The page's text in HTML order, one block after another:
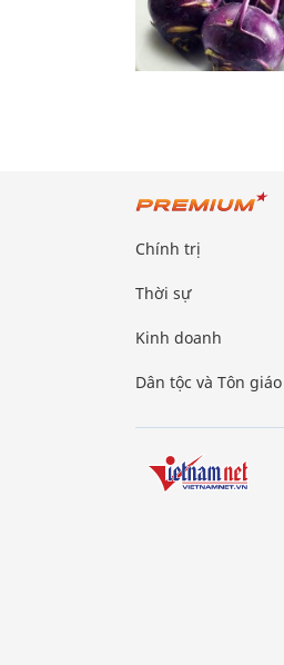
Chính trị
Thời sự
Kinh doanh
Dân tộc và Tôn giáo